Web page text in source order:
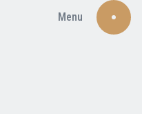
Menu